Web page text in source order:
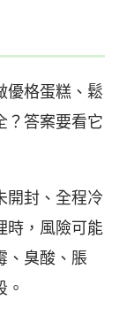
優格蛋糕、鬆
？答案要看它
開封、全程冷
時，風險可能
、臭酸、脹